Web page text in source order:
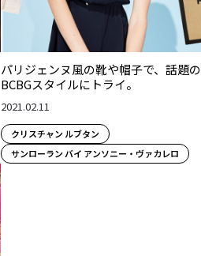
パリジェンヌ風の靴や帽子で、話題の
BCBGスタイルにトライ。
2021.02.11
クリスチャン ルブタン
サンローラン バイ アンソニー・ヴァカレロ